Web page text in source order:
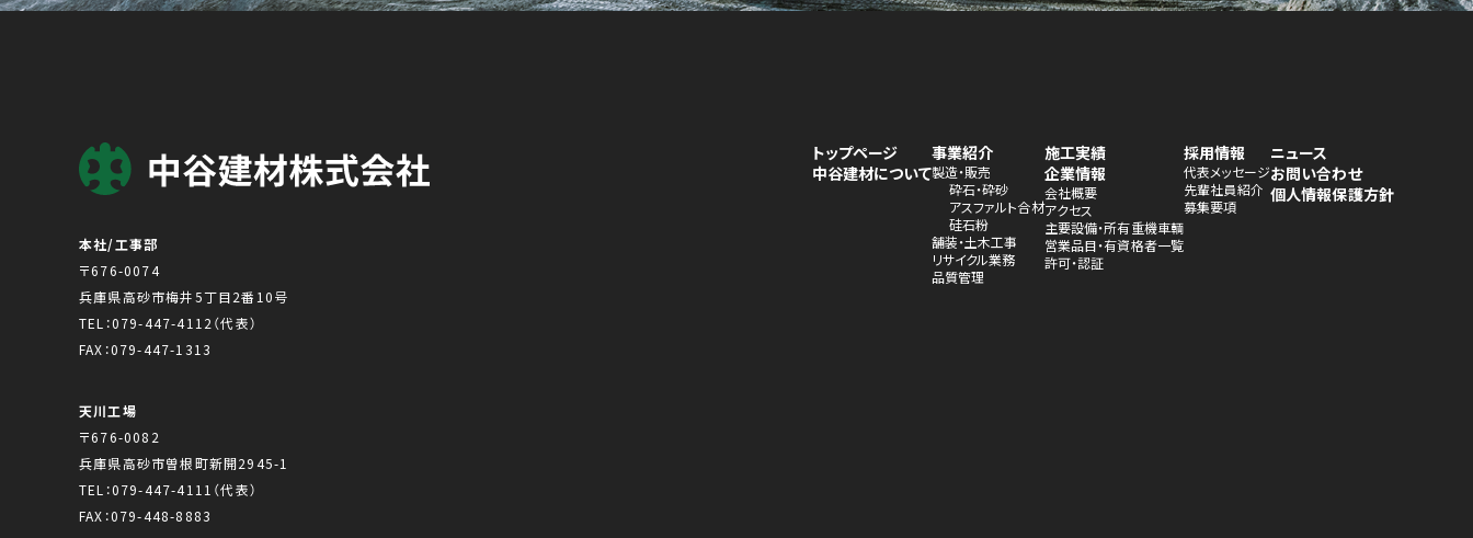
本社/工事部
〒676-0074
兵庫県高砂市梅井5丁目2番10号
TEL：079-447-4112 （代表）
FAX：079-447-1313
天川工場
〒676-0082
兵庫県高砂市曽根町新開2945-1
TEL：079-447-4111 （代表）
FAX：079-448-8883
トップページ
中谷建材について
事業紹介
製造・販売
砕石・砕砂
アスファルト合材
硅石粉
舗装・土木工事
リサイクル業務
品質管理
施工実績
企業情報
会社概要
アクセス
主要設備・所有重機車輌
営業品目・有資格者一覧
許可・認証
採用情報
代表メッセージ
先輩社員紹介
募集要項
ニュース
お問い合わせ
個人情報保護方針